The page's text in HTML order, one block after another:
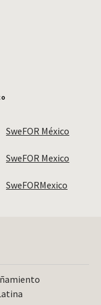
SweFOR México
SweFOR Mexico
SweFORMexico